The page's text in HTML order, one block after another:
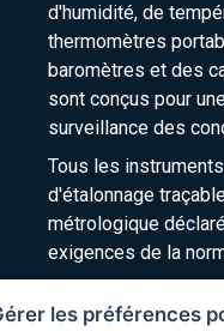
d'humidité, de
thermomètres
baromètres et des
sont conçus pour
surveillance des
Tous les
d'étalonnage
métrologique
exigences de la
les préférences